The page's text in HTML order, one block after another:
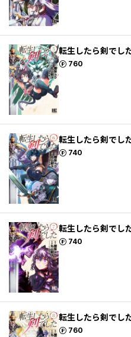
転生したら剣でし
760
ポイント
転生したら剣でし
740
ポイント
転生したら剣でし
740
ポイント
転生したら剣でし
760
ポイント